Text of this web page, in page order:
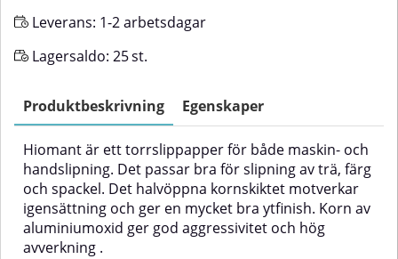
Leverans: 1-2 arbetsdagar
Lagersaldo: 25st.
Produktbeskrivning Egenskaper
Hiomant är ett torrslippapper för både maskin- och
handslipning. Det passar bra för slipning av trä, färg
och spackel. Det halvöppna kornskiktet motverkar
igensättning och ger en mycket bra ytfinish. Korn av
aluminiumoxid ger god aggressivitet och hög
avverkning .